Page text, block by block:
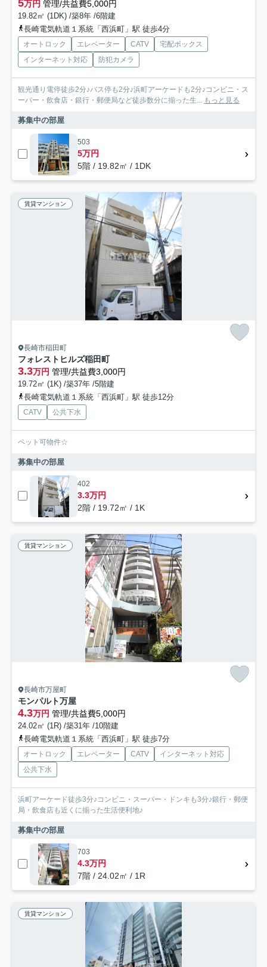
5万円 管理/共益費5,000円
19.82㎡ (1DK) /築8年 /6階建
長崎電気軌道１系統「西浜町」駅 徒歩4分
オートロック エレベーター CATV
宅配ボックス
インターネット対応
防犯カメラ
観光通り電停徒歩2分♪バス停も2分♪浜町アーケードも2分♪コンビニ・ス
ーパー・飲食店・銀行・郵便局など徒歩数分に揃った生...
もっと見る
募集中の部屋
503
5万円
5階 / 19.82㎡ / 1DK
賃貸マンション
長崎市稲田町
フォレストヒルズ稲田町
3.3万円 管理/共益費3,000円
19.72㎡ (1K) /築37年 /5階建
長崎電気軌道１系統「西浜町」駅 徒歩12分
CATV 公共下水
ペット可物件☆
募集中の部屋
402
3.3万円
2階 / 19.72㎡ / 1K
賃貸マンション
長崎市万屋町
モンパルト万屋
4.3万円 管理/共益費5,000円
24.02㎡ (1R) /築31年 /10階建
長崎電気軌道１系統「西浜町」駅 徒歩7分
オートロック エレベーター CATV
インターネット対応
公共下水
浜町アーケード徒歩3分♪コンビニ・スーパー・ドンキも3分♪銀行・郵便
局・飲食店も近くに揃った生活便利地♪
募集中の部屋
703
4.3万円
7階 / 24.02㎡ / 1R
賃貸マンション